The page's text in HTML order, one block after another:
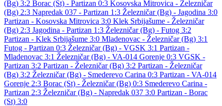
(Bg) 3:2 Borac (St) - Partizan 0:3 Kosovska Mitrovica - Železničar
(Bg) 2:3 Napredak 037 - Partizan 1:3 Železničar (Bg) - Jagodina 3:0
Partizan - Kosovska Mitrovica 3:0 Klek Srbijašume - Železničar
(Bg) 2:3 Jagodina - Partizan 1:3 Železničar (Bg) - Futog 3:2
Partizan - Klek Srbijašume 3:0 Mladenovac - Železničar (Bg) 3:1
Futog - Partizan 0:3 Železničar (Bg) - VGSK 3:1 Partizan -
Mladenovac 3:1 Železničar (Bg) - VA-014 Gorenje 0:3 VGSK -
Partizan 3:2 Partizan - Železničar (Bg) 3:2 Partizan - Železničar
(Bg) 3:2 Železničar (Bg) - Smederevo Carina 0:3 Partizan - VA-014
Gorenje 2:3 Borac (St) - Železničar (Bg) 0:3 Smederevo Carina -
Partizan 2:3 Železničar (Bg) - Napredak 037 3:0 Partizan - Borac
(St) 3:0